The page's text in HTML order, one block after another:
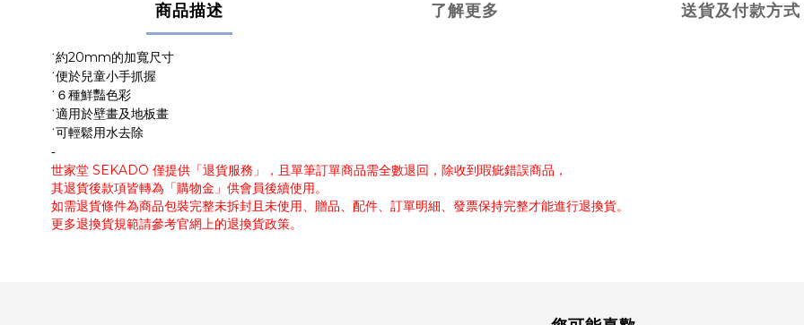
商品描述 了解更多 送貨及付款方式
˙約20mm的加寬尺寸
˙便於兒童小手抓握
˙６種鮮豔色彩
˙適用於壁畫及地板畫
˙可輕鬆用水去除
-
世家堂 SEKADO 僅提供「退貨服務」，且單筆訂單商品需全數退回，除收到瑕疵錯誤商品，
其退貨後款項皆轉為「購物金」供會員後續使用。
如需退貨條件為商品包裝完整未拆封且未使用、贈品、配件、訂單明細、發票保持完整才能進行退換貨。
更多退換貨規範請參考官網上的退換貨政策。